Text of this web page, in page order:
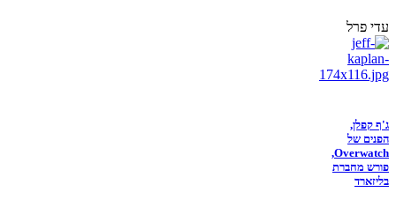
עדי פרל
ג'ף קפלן,
הפנים של
Overwatch,
פורש מחברת
בליזארד